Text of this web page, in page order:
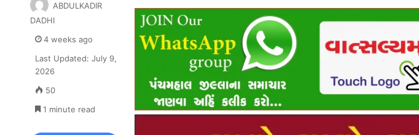
ABDULKADIR
DADHI
4 weeks ago
Last Updated: July 9,
2026
50
1 minute read